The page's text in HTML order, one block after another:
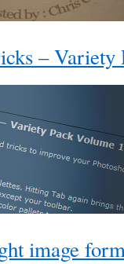
– Variety
image